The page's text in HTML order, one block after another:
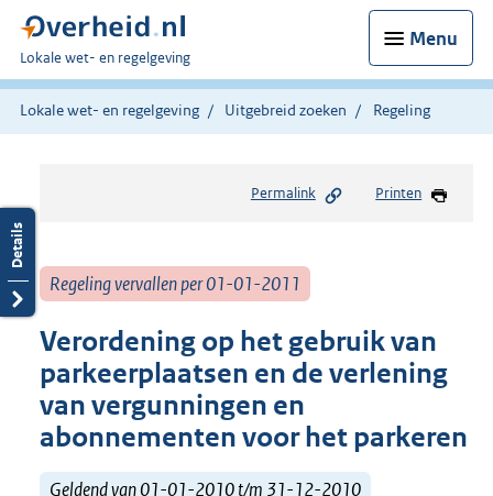
Menu
U
bent
hier:
Lokale wet- en regelgeving
Lokale wet- en regelgeving Uitgebreid zoeken Regeling
Permalink Printen
Regeling vervallen per 01-01-2011
Verordening op het gebruik van
parkeerplaatsen en de verlening
van vergunningen en
abonnementen voor het parkeren
Geldend van 01-01-2010 t/m 31-12-2010